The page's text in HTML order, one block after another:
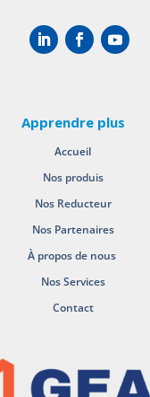
Apprendre plus
Accueil
Nos produis
Nos Reducteur
Nos Partenaires
À propos de nous
Nos Services
Contact